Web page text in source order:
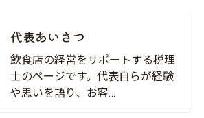
代表あいさつ
飲食店の経営をサポートする税理
士のページです。代表自らが経験
や思いを語り、お客…